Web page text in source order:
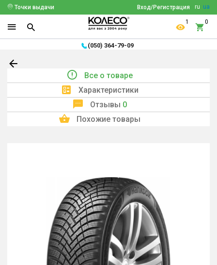
ru ua
Вход/Регистрация
Точки выдачи
1 0
(050) 364-79-09
Все о товаре
Характеристики
Отзывы 0
Похожие товары